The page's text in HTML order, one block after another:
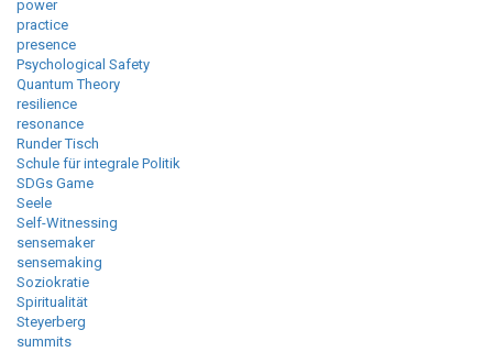
power
practice
presence
Psychological Safety
Quantum Theory
resilience
resonance
Runder Tisch
Schule für integrale Politik
SDGs Game
Seele
Self-Witnessing
sensemaker
sensemaking
Soziokratie
Spiritualität
Steyerberg
summits